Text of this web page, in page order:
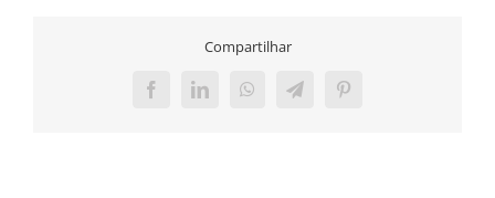
Compartilhar
FacebookLinkedInWhatsAppTelegramPinterest